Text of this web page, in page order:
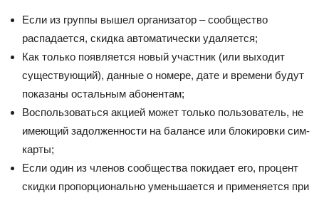
Если из группы вышел организатор – сообщество
распадается, скидка автоматически удаляется;
Как только появляется новый участник (или выходит
существующий), данные о номере, дате и времени будут
показаны остальным абонентам;
Воспользоваться акцией может только пользователь, не
имеющий задолженности на балансе или блокировки сим-
карты;
Если один из членов сообщества покидает его, процент
скидки пропорционально уменьшается и применяется при